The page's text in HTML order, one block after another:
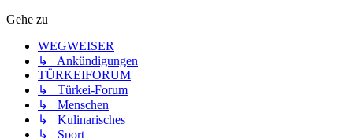
Gehe zu
WEGWEISER
↳ Ankündigungen
TÜRKEIFORUM
↳ Türkei-Forum
↳ Menschen
↳ Kulinarisches
↳ Sport